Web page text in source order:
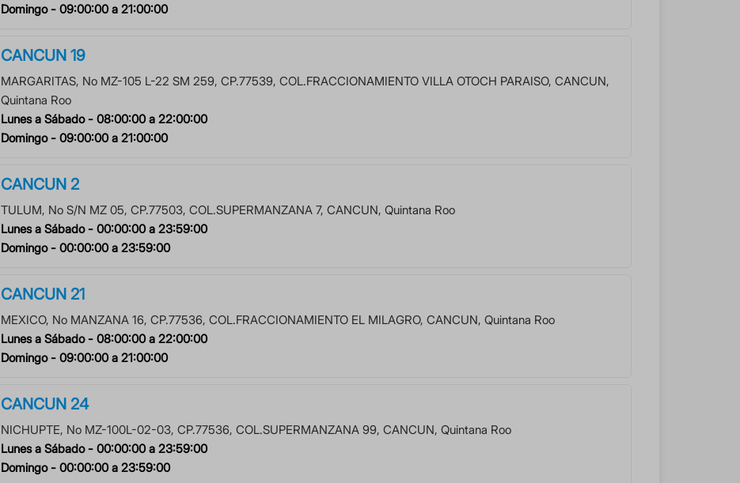
Domingo - 09:00:00a 21:00:00
CANCUN 19
MARGARITAS, No MZ-105 L-22 SM 259, CP.77539, COL.FRACCIONAMIENTO VILLA OTOCH PARAISO, CANCUN,
Quintana Roo
Lunes a Sábado - 08:00:00a 22:00:00
Domingo - 09:00:00a 21:00:00
CANCUN 2
TULUM, No S/N MZ 05, CP.77503, COL.SUPERMANZANA 7, CANCUN, Quintana Roo
Lunes a Sábado - 00:00:00a 23:59:00
Domingo - 00:00:00a 23:59:00
CANCUN 21
MEXICO, No MANZANA 16, CP.77536, COL.FRACCIONAMIENTO EL MILAGRO, CANCUN, Quintana Roo
Lunes a Sábado - 08:00:00a 22:00:00
Domingo - 09:00:00a 21:00:00
CANCUN 24
NICHUPTE, No MZ-100L-02-03, CP.77536, COL.SUPERMANZANA 99, CANCUN, Quintana Roo
Lunes a Sábado - 00:00:00a 23:59:00
Domingo - 00:00:00a 23:59:00